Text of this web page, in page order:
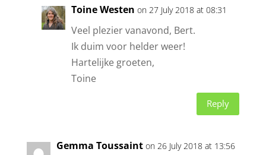
Toine Westen on 27 July 2018 at 08:31
Veel plezier vanavond, Bert.
Ik duim voor helder weer!
Hartelijke groeten,
Toine
Reply
Gemma Toussaint on 26 July 2018 at 13:56